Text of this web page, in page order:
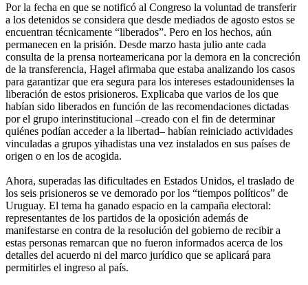
Por la fecha en que se notificó al Congreso la voluntad de transferir
a los detenidos se considera que desde mediados de agosto estos se
encuentran técnicamente “liberados”. Pero en los hechos, aún
permanecen en la prisión. Desde marzo hasta julio ante cada
consulta de la prensa norteamericana por la demora en la concreción
de la transferencia, Hagel afirmaba que estaba analizando los casos
para garantizar que era segura para los intereses estadounidenses la
liberación de estos prisioneros. Explicaba que varios de los que
habían sido liberados en función de las recomendaciones dictadas
por el grupo interinstitucional –creado con el fin de determinar
quiénes podían acceder a la libertad– habían reiniciado actividades
vinculadas a grupos yihadistas una vez instalados en sus países de
origen o en los de acogida.
Ahora, superadas las dificultades en Estados Unidos, el traslado de
los seis prisioneros se ve demorado por los “tiempos políticos” de
Uruguay. El tema ha ganado espacio en la campaña electoral:
representantes de los partidos de la oposición además de
manifestarse en contra de la resolución del gobierno de recibir a
estas personas remarcan que no fueron informados acerca de los
detalles del acuerdo ni del marco jurídico que se aplicará para
permitirles el ingreso al país.